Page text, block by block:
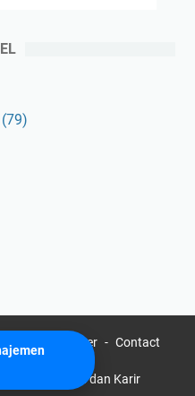
(79)
Disclaimer Contact
Online, Bisnis dan Karir